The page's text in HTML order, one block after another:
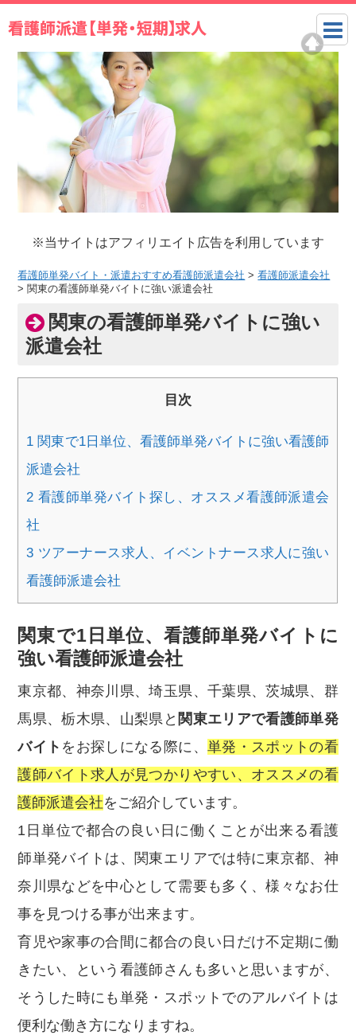
※当サイトはアフィリエイト広告を利用しています
看護師単発バイト・派遣おすすめ看護師派遣会社 >看護師派遣会社
>関東の看護師単発バイトに強い派遣会社
関東の看護師単発バイトに強い
派遣会社
目次
1 関東で1日単位、看護師単発バイトに強い看護師
派遣会社
2 看護師単発バイト探し、オススメ看護師派遣会
社
3 ツアーナース求人、イベントナース求人に強い
看護師派遣会社
関東で1日単位、看護師単発バイトに
強い看護師派遣会社
東京都、神奈川県、埼玉県、千葉県、茨城県、群
馬県、栃木県、山梨県と 関東エリアで看護師単発
バイト をお探しになる際に、 単発・スポットの看
護師バイト求人が見つかりやすい、オススメの看
護師派遣会社をご紹介しています。
1日単位で都合の良い日に働くことが出来る看護
師単発バイトは、関東エリアでは特に東京都、神
奈川県などを中心として需要も多く、様々なお仕
事を見つける事が出来ます。
育児や家事の合間に都合の良い日だけ不定期に働
きたい、という看護師さんも多いと思いますが、
そうした時にも単発・スポットでのアルバイトは
便利な働き方になりますね。